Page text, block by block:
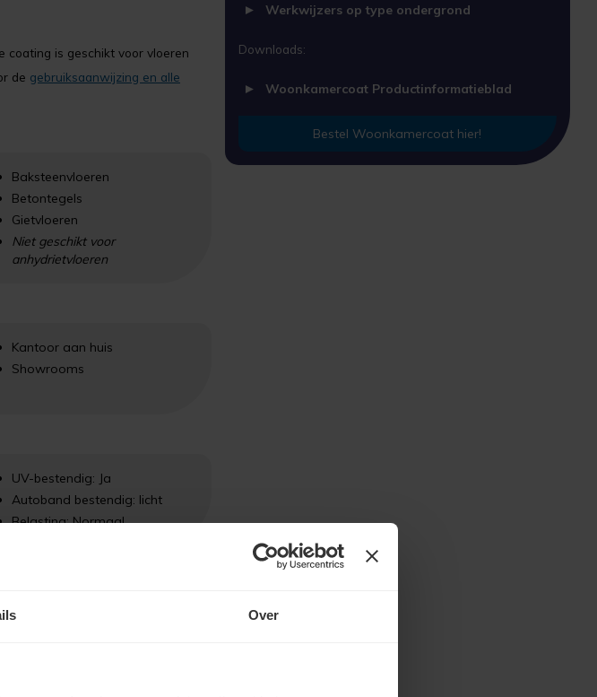
Over
coating is geschikt voor vloeren
de gebruiksaanwijzing en alle
Baksteenvloeren
Betontegels
Gietvloeren
Niet geschikt voor
anhydrietvloeren
Kantoor aan huis
Showrooms
UV-bestendig: Ja
Autoband bestendig: licht
Belasting: Normaal
Werkwijzers op type ondergrond
Downloads:
Woonkamercoat Productinformatieblad
Bestel Woonkamercoat hier!